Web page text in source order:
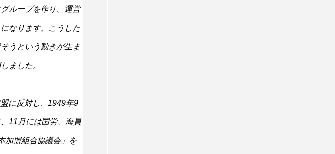
ループを作り、運営
なります。こうした
うという動きが生ま
ました。
に反対し、1949年9
11月には国労、海員
加盟組合協議会」を